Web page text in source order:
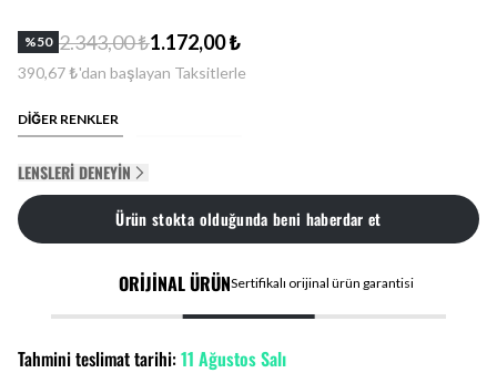
%50 2.343,00 ₺1.172,00 ₺
390,67 ₺'dan başlayan Taksitlerle
DİĞER RENKLER
LENSLERI DENEYIN
Ürün stokta olduğunda beni haberdar et
ORİJİNAL ÜRÜNSertifikalı orijinal ürün garantisi
Tahmini teslimat tarihi:11 Ağustos Salı